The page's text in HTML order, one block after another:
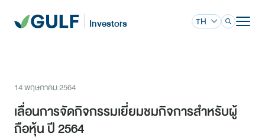
Investors TH
14 พฤษภาคม 2564
เลื่อนการจัดกิจกรรมเยี่ยมชมกิจการสำหรับผู้
ถือหุ้น ปี 2564